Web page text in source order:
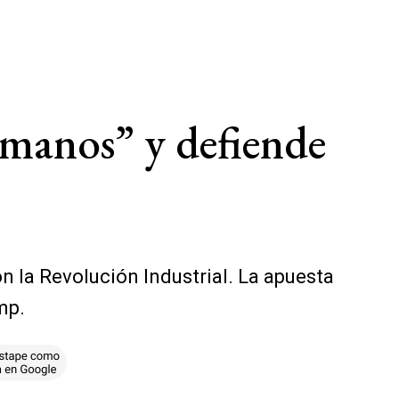
y defiende
la Revolución Industrial. La apuesta